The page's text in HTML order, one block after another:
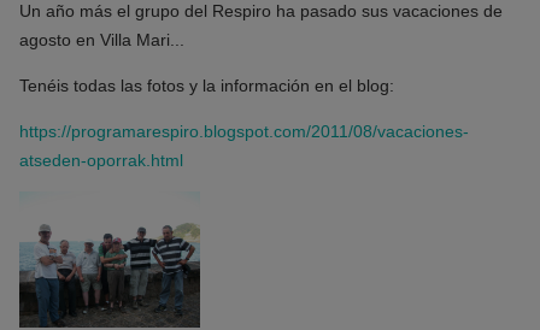
Un año más el grupo del Respiro ha pasado sus vacaciones de
agosto en Villa Mari...
Tenéis todas las fotos y la información en el blog:
https://programarespiro.blogspot.com/2011/08/vacaciones-
atseden-oporrak.html